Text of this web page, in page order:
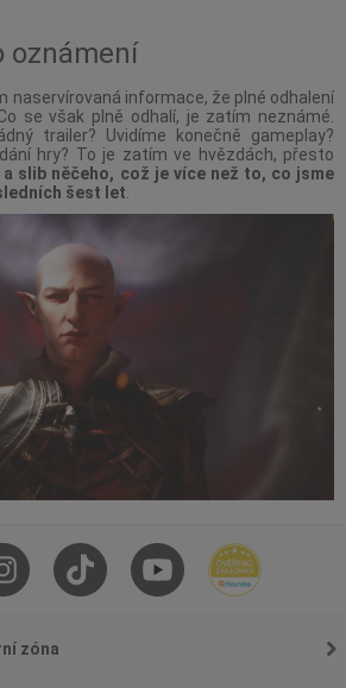
oznámení
naservírovaná informace, že plné odhalení
se však plně odhalí, je zatím neznámé.
trailer? Uvidíme konečně gameplay?
hry? To je zatím ve hvězdách, přesto
slib něčeho, což je více než to, co jsme
šest let.
zóna